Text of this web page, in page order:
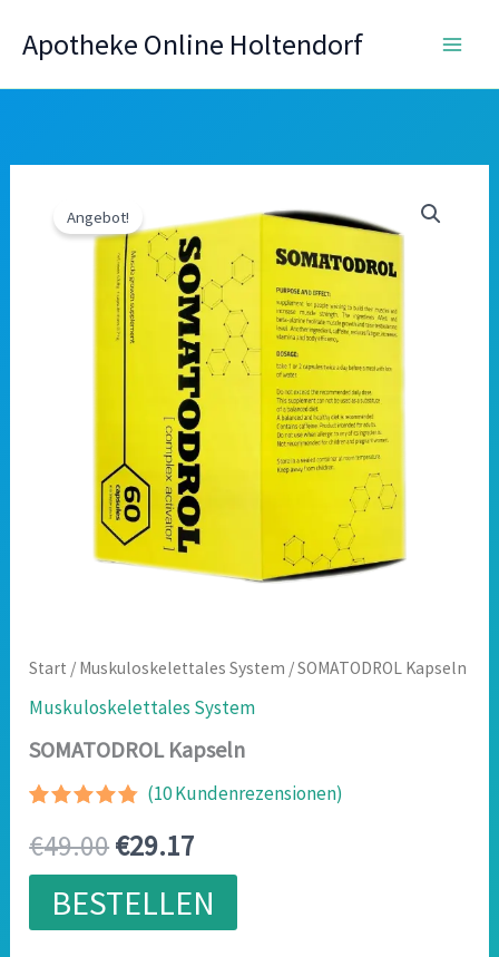
InhaltApotheke Online Holtendorf
Angebot!
Start / Muskuloskelettales System / SOMATODROL Kapseln
Muskuloskelettales System
SOMATODROL Kapseln
mit4.67
von 5,
basierend
auf
Kundenbewertungen
(10Kundenrezensionen)
€49.00Ursprünglicher
Preis
war:
€29.17
Preis
ist:
BESTELLEN